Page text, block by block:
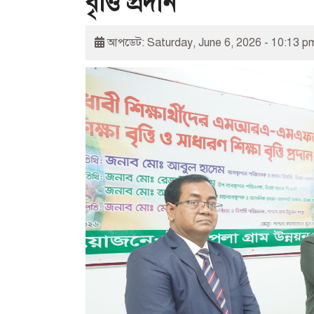
আপডেট: Saturday, June 6, 2026 - 10:13